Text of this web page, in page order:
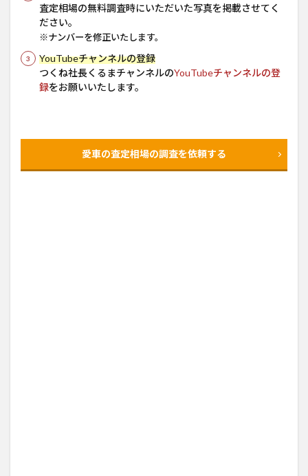
査定相場の無料調査時にいただいた写真を掲載させてく
ださい。
※ナンバーを修正いたします。
YouTubeチャンネルの登録
つくね社長くるまチャンネルのYouTubeチャンネルの登
録をお願いいたします。
愛車の査定相場の調査を依頼する